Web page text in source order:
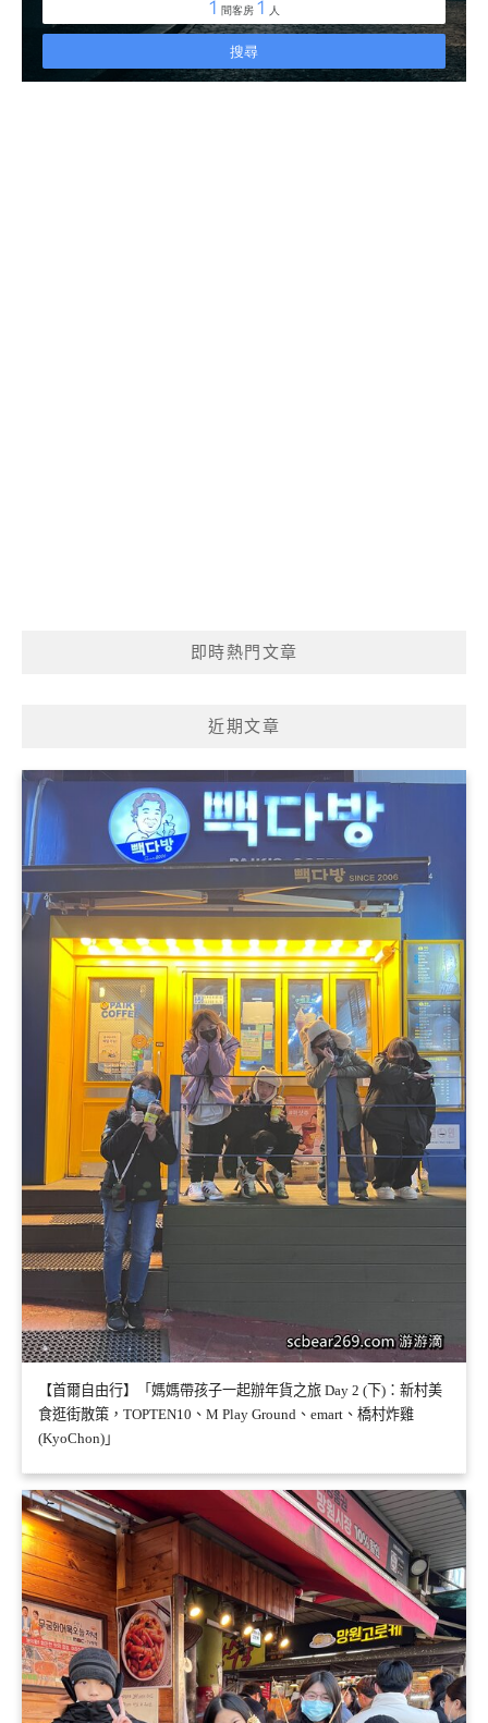
即時熱門文章
近期文章
【首爾自由行】「媽媽帶孩子一起辦年貨之旅 Day 2 (下)：新村美
食逛街散策，TOPTEN10、M Play Ground、emart、橋村炸雞
(KyoChon)」